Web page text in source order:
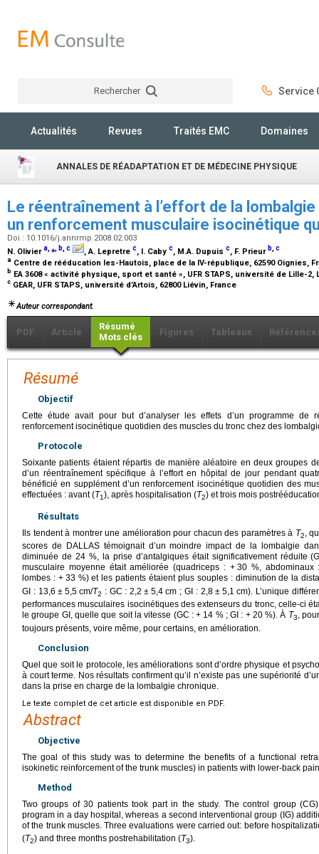
Rechercher Service
Actualités Revues Traités EMC Domaines
ANNALES DE RÉADAPTATION ET DE MÉDECINE PHYSIQUE
Le réentraînement à l’effort de la
un renforcement musculaire isocinétique
Doi : 10.1016/j.annrmp.2008.02.003
N. Oliviera,⁎, b,c , A. Lepretre c, I. Caby c, M.A. Dupuis c, F. Prieur b,c
a Centre de rééducation les-Hautois, place de la IV-république, 62590 Oignies,
b EA 3608 « activité physique, sport et santé » , UFR STAPS, université de Lille-
c GEAR, UFR STAPS, université d’Artois, 62800 Liévin, France
Auteur correspondant.
PDF Article
Résumé
Mots clés
Figures Tableaux
Résumé
Objectif
Cette étude avait pour but d’analyser les effets d’un programme de
renforcement isocinétique quotidien des muscles du tronc chez des
Protocole
Soixante patients étaient répartis de manière aléatoire en deux groupes
d’un réentraînement spécifique à l’effort en hôpital de jour pendant
bénéficié en supplément d’un renforcement isocinétique quotidien des
effectuées : avant (T1), après hospitalisation (T2) et trois mois
Résultats
Ils tendent à montrer une amélioration pour chacun des paramètres à T2,
scores de DALLAS témoignait d’un moindre impact de la lombalgie
diminuée de 24 %, la prise d’antalgiques était significativement réduite
musculaire moyenne était améliorée (quadriceps : + 30 %, abdominaux
lombes : + 33 %) et les patients étaient plus souples : diminution de la
GI : 13,6 ± 5,5 cm/T2 : GC : 2,2 ± 5,4 cm ; GI : 2,8 ± 5,1 cm). L’unique
performances musculaires isocinétiques des extenseurs du tronc, celle-ci
le groupe GI, quelle que soit la vitesse (GC : + 14 % ; GI : + 20 %). À T3,
toujours présents, voire même, pour certains, en amélioration.
Conclusion
Quel que soit le protocole, les améliorations sont d’ordre physique et
à court terme. Nos résultats confirment qu’il n’existe pas une supériorité
dans la prise en charge de la lombalgie chronique.
Le texte complet de cet article est disponible en PDF.
Abstract
Objective
The goal of this study was to determine the benefits of a functional
isokinetic reinforcement of the trunk muscles) in patients with lower-back
Method
Two groups of 30 patients took part in the study. The control group
program in a day hospital, whereas a second interventional group (IG)
of the trunk muscles. Three evaluations were carried out: before
(T2) and three months postrehabilitation (T3).